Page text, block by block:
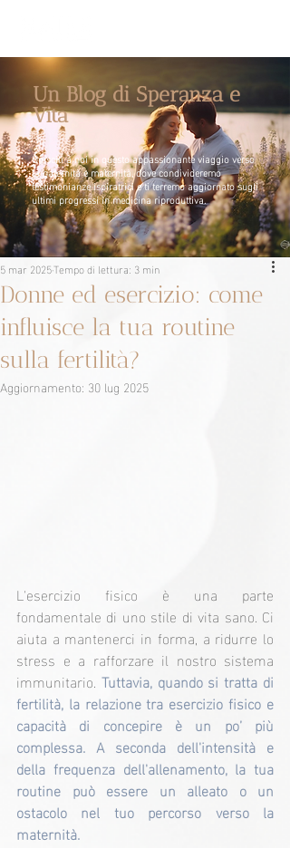
Un Blog di Speranza e
Vita
Unisciti a noi in questo appassionante viaggio verso
la paternità e maternità, dove condivideremo
testimonianze ispiratrici e ti terremo aggiornato sugli
ultimi progressi in medicina riproduttiva.
Donne ed esercizio: come
influisce la tua routine
sulla fertilità?
5 mar 2025Tempo di lettura: 3 min
Aggiornamento: 30 lug 2025
L'esercizio fisico è una parte
fondamentale di uno stile di vita sano. Ci
aiuta a mantenerci in forma, a ridurre lo
stress e a rafforzare il nostro sistema
immunitario. Tuttavia, quando si tratta di
fertilità, la relazione tra esercizio fisico e
capacità di concepire è un po’ più
complessa. A seconda dell'intensità e
della frequenza dell'allenamento, la tua
routine può essere un alleato o un
ostacolo nel tuo percorso verso la
maternità.